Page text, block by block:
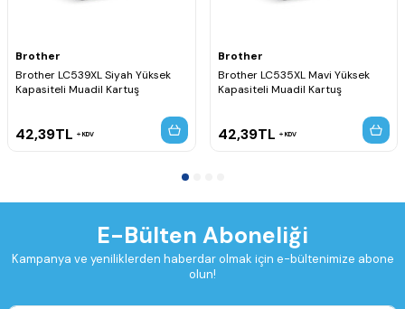
Brother
Brother LC539XL Siyah Yüksek
Kapasiteli Muadil Kartuş
42,39TL KDV
Brother
Brother LC535XL Mavi Yüksek
Kapasiteli Muadil Kartuş
42,39TL KDV
E-Bülten Aboneliği
Kampanya ve yeniliklerden haberdar olmak için e-bültenimize abone
olun!